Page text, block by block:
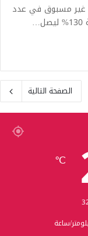
غير مسبوق في عدد
الصفحة التالية
℃